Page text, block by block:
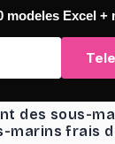
des sous-
marins frais
modeles Excel +